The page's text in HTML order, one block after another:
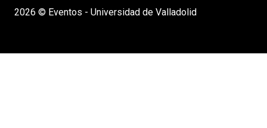
2026 © Eventos - Universidad de Valladolid